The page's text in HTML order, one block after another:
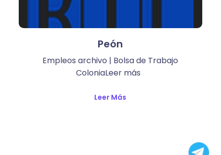
Peón
Empleos archivo | Bolsa de Trabajo
ColoniaLeer más ​
Leer Más